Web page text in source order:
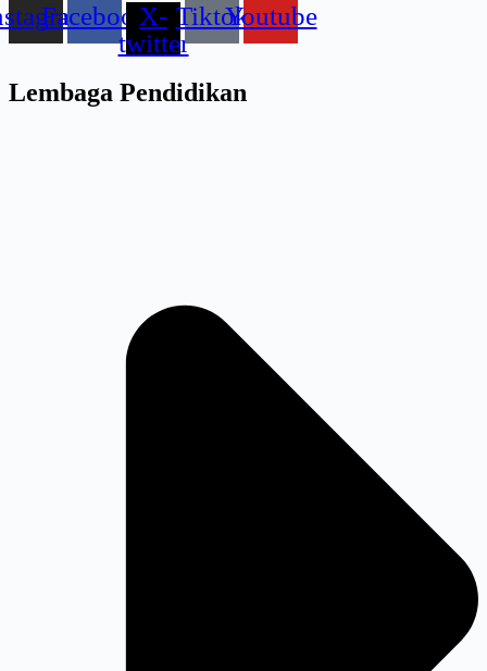
FacebookX-
twitter
TiktokYoutube
Lembaga Pendidikan